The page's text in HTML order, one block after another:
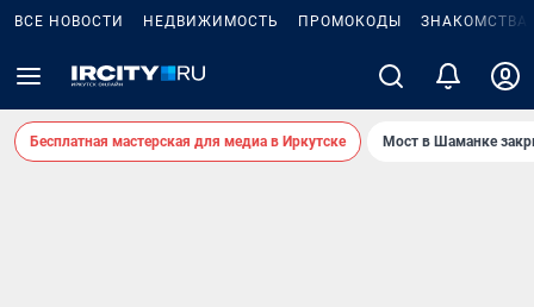
ВСЕ НОВОСТИ НЕДВИЖИМОСТЬ ПРОМОКОДЫ ЗНАКОМСТВА
Бесплатная мастерская для медиа в Иркутске Мост в Шаманке